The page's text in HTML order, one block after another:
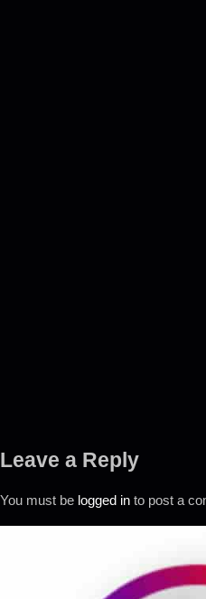
Leave a Reply
You must be logged in to post a